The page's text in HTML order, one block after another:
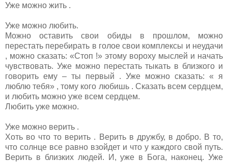
Уже можно жить .
Уже можно любить.
Можно оставить свои обиды в прошлом, можно
перестать перебирать в голое свои комплексы и неудачи
, можно сказать: «Стоп !» этому вороху мыслей и начать
чувствовать. Уже можно перестать тыкать в близкого и
говорить ему – ты первый . Уже можно сказать: « я
люблю тебя» , тому кого любишь . Сказать всем сердцем,
и любить можно уже всем сердцем.
Любить уже можно.
Уже можно верить .
Хоть во что то верить . Верить в дружбу, в добро. В то,
что солнце все равно взойдет и что у каждого свой путь.
Верить в близких людей. И, уже в Бога, наконец. Уже